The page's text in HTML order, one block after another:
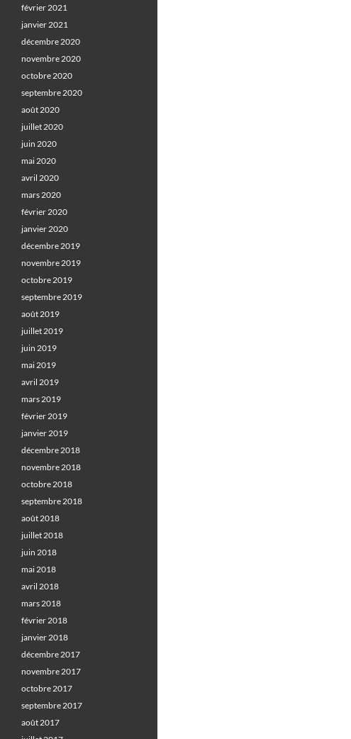
février 2021
janvier 2021
décembre 2020
novembre 2020
octobre 2020
septembre 2020
août 2020
juillet 2020
juin 2020
mai 2020
avril 2020
mars 2020
février 2020
janvier 2020
décembre 2019
novembre 2019
octobre 2019
septembre 2019
août 2019
juillet 2019
juin 2019
mai 2019
avril 2019
mars 2019
février 2019
janvier 2019
décembre 2018
novembre 2018
octobre 2018
septembre 2018
août 2018
juillet 2018
juin 2018
mai 2018
avril 2018
mars 2018
février 2018
janvier 2018
décembre 2017
novembre 2017
octobre 2017
septembre 2017
août 2017